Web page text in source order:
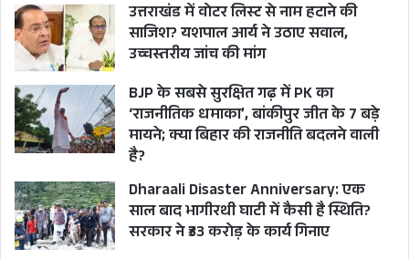
उत्तराखंड में वोटर लिस्ट से नाम हटाने की
साजिश? यशपाल आर्य ने उठाए सवाल,
उच्चस्तरीय जांच की मांग
BJP के सबसे सुरक्षित गढ़ में PK का
‘राजनीतिक धमाका’, बांकीपुर जीत के 7 बड़े
मायने; क्या बिहार की राजनीति बदलने वाली
है?
Dharaali Disaster Anniversary: एक
साल बाद भागीरथी घाटी में कैसी है स्थिति?
सरकार ने ₹33 करोड़ के कार्य गिनाए